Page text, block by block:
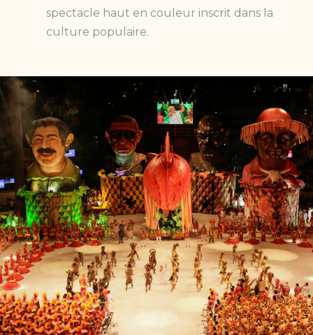
spectacle haut en couleur inscrit dans la
culture populaire.